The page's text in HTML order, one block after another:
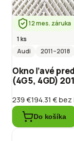
12 mes. záruka
1 ks
Audi
2011–2018
Okno ľavé
(4G5, 4GD)
239 €194.31 €bez
Do košíka